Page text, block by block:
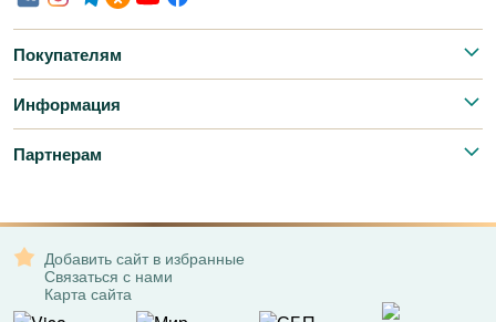
Покупателям
Информация
Партнерам
Добавить сайт в избранные
Связаться с нами
Карта сайта